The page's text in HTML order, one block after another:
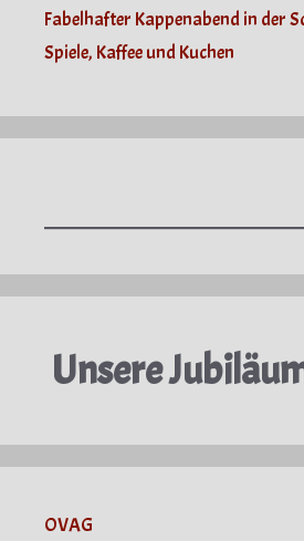
Fabelhafter Kappenabend in der
Spiele, Kaffee und Kuchen
Unsere
OVAG